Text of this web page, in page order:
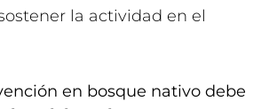
la actividad en el
en bosque nativo debe